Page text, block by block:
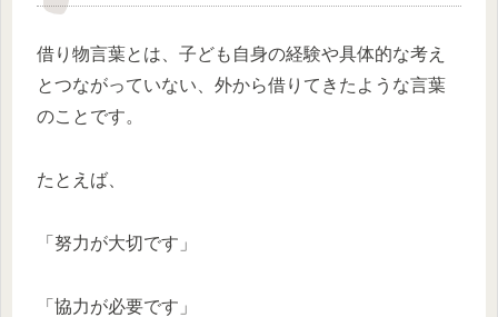
借り物言葉とは、子ども自身の経験や具体的な考え
とつながっていない、外から借りてきたような言葉
のことです。
たとえば、
「努力が大切です」
「協力が必要です」